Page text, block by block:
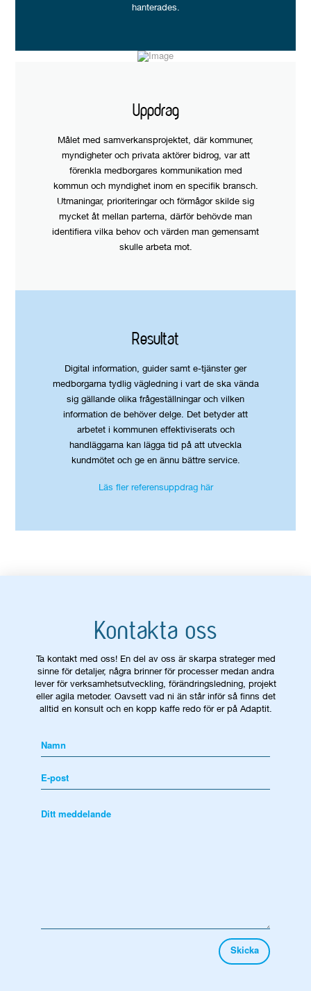
hanterades.
Uppdrag
Målet med samverkansprojektet, där kommuner,
myndigheter och privata aktörer bidrog, var att
förenkla medborgares kommunikation med
kommun och myndighet inom en specifik bransch.
Utmaningar, prioriteringar och förmågor skilde sig
mycket åt mellan parterna, därför behövde man
identifiera vilka behov och värden man gemensamt
skulle arbeta mot.
Resultat
Digital information, guider samt e-tjänster ger
medborgarna tydlig vägledning i vart de ska vända
sig gällande olika frågeställningar och vilken
information de behöver delge. Det betyder att
arbetet i kommunen effektiviserats och
handläggarna kan lägga tid på att utveckla
kundmötet och ge en ännu bättre service.
Läs fler referensuppdrag här
Kontakta oss
Ta kontakt med oss! En del av oss är skarpa strateger med
sinne för detaljer, några brinner för processer medan andra
lever för verksamhetsutveckling, förändringsledning, projekt
eller agila metoder. Oavsett vad ni än står inför så finns det
alltid en konsult och en kopp kaffe redo för er på Adaptit.